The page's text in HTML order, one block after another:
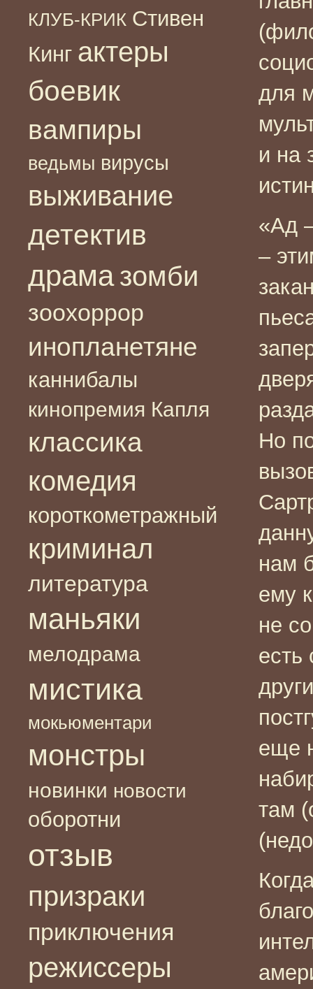
КЛУБ-КРИК Стивен
Кинг актеры
боевик
вампиры
ведьмы вирусы
выживание
детектив
драма зомби
зоохоррор
инопланетяне
каннибалы
кинопремия Капля
классика
комедия
короткометражный
криминал
литература
маньяки
мелодрама
мистика
мокьюментари
монстры
новинки новости
оборотни
отзыв
призраки
приключения
режиссеры
для
и на
«Ад
–
Но
нам
ему
не
есть
еще
там